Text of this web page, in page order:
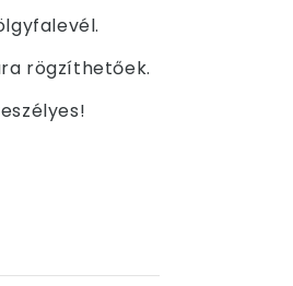
rögzíthetőek.